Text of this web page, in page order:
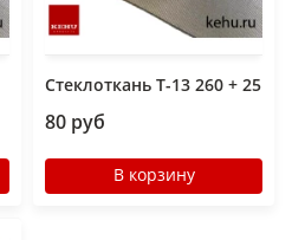
Стеклоткань Т-13 260 + 25
80 руб
В корзину